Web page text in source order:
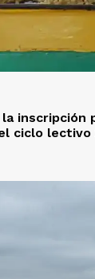
inscripción
ciclo lectivo